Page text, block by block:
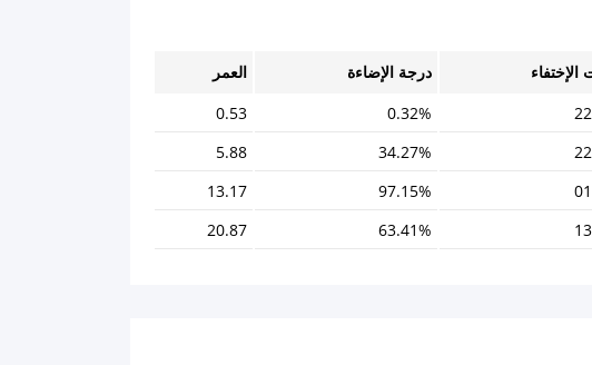
درجة الإضاءة
العمر
0.32%
0.53
34.27%
5.88
97.15%
13.17
63.41%
20.87